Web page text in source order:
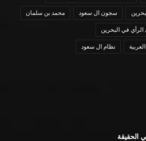
سجون ال سعود محمد بن سلمان
الرأي في البحرين
نظام ال سعود
الحقيقة